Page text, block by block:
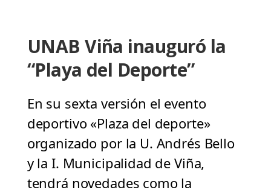
UNAB Viña inauguró la
“Playa del Deporte”
En su sexta versión el evento
deportivo «Plaza del deporte»
organizado por la U. Andrés Bello
y la I. Municipalidad de Viña,
tendrá novedades como la